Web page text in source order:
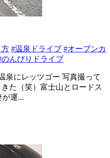
方 #温泉ドライブ #オープンカ
のんびりドライブ
泉にレッツゴー 写真撮って
た（笑）富士山とロードス
が運...